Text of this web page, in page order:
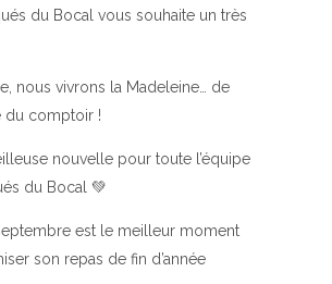
du Bocal vous souhaite un très
nous vivrons la Madeleine… de
du comptoir !
nouvelle pour toute l’équipe
du Bocal 💚
est le meilleur moment
son repas de fin d’année